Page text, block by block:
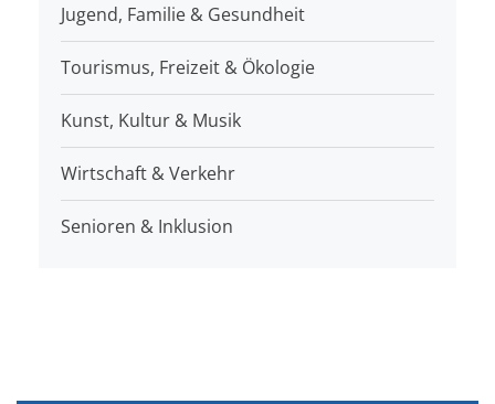
Jugend, Familie & Gesundheit
Tourismus, Freizeit & Ökologie
Kunst, Kultur & Musik
Wirtschaft & Verkehr
Senioren & Inklusion